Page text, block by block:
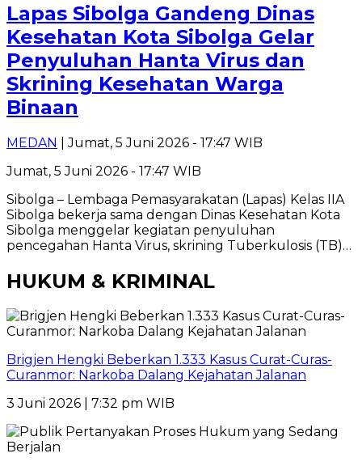
Lapas Sibolga Gandeng Dinas
Kesehatan Kota Sibolga Gelar
Penyuluhan Hanta Virus dan
Skrining Kesehatan Warga
Binaan
MEDAN
| Jumat, 5 Juni 2026 - 17:47 WIB
Jumat, 5 Juni 2026 - 17:47 WIB
Sibolga – Lembaga Pemasyarakatan (Lapas) Kelas IIA
Sibolga bekerja sama dengan Dinas Kesehatan Kota
Sibolga menggelar kegiatan penyuluhan
pencegahan Hanta Virus, skrining Tuberkulosis (TB)…
HUKUM & KRIMINAL
Brigjen Hengki Beberkan 1.333 Kasus Curat-Curas-
Curanmor: Narkoba Dalang Kejahatan Jalanan
3 Juni 2026 | 7:32 pm WIB